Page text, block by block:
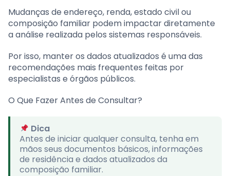
Mudanças de endereço, renda, estado civil ou
composição familiar podem impactar diretamente
a análise realizada pelos sistemas responsáveis.
Por isso, manter os dados atualizados é uma das
recomendações mais frequentes feitas por
especialistas e órgãos públicos.
O Que Fazer Antes de Consultar?
Dica
Antes de iniciar qualquer consulta, tenha em
mãos seus documentos básicos, informações
de residência e dados atualizados da
composição familiar.